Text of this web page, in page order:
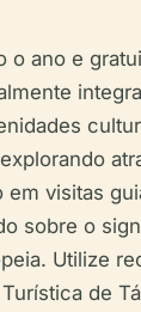
o ano e
em visitas
sobre o
Utilize
de